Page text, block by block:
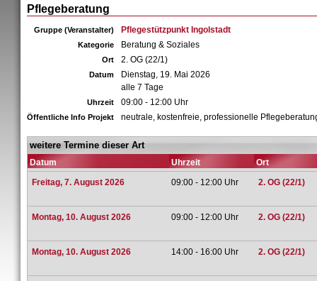
Pflegeberatung
Gruppe (Veranstalter) Pflegestützpunkt Ingolstadt
Kategorie Beratung & Soziales
Ort 2. OG (22/1)
Datum
Dienstag, 19. Mai 2026
alle 7 Tage
Uhrzeit 09:00 - 12:00 Uhr
Öffentliche Info Projekt neutrale, kostenfreie, professionelle
weitere Termine dieser Art
Datum Uhrzeit
Ort
Freitag, 7. August 2026
09:00 - 12:00 Uhr 2. OG (22/1)
Montag, 10. August 2026 09:00 - 12:00 Uhr 2. OG (22/1)
Montag, 10. August 2026 14:00 - 16:00 Uhr 2. OG (22/1)